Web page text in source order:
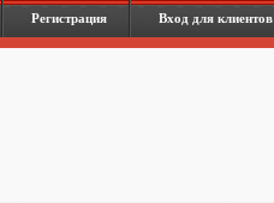
Регистрация Вход для клиентов